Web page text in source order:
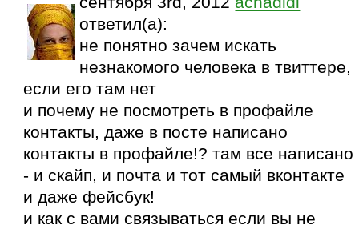
ответил(а):
не понятно зачем искать
незнакомого человека в твиттере,
если его там нет
и почему не посмотреть в профайле
контакты, даже в посте написано
контакты в профайле!? там все написано
- и скайп, и почта и тот самый вконтакте
и даже фейсбук!
и как с вами связываться если вы не